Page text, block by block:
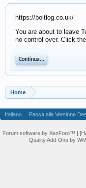
https://boltlog.co.uk/
You are about to leave
no control over. Click
Continua...
Home
Italiano Passa alla Versione
Forum software by XenForo™ |
Quality Add-Ons by